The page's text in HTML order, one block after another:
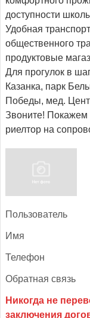
доступности
Удобная
общественного
продуктовые
Для прогулок в
Казанка, парк
Победы, мед.
Звоните! Покажем
риелтор на
Поль­зо­ватель
Имя
Те­лефон
Об­ратная связь